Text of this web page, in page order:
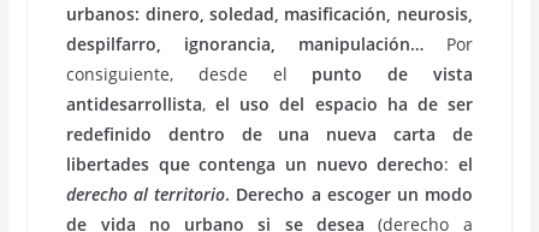
urbanos: dinero, soledad, masificación, neurosis,
despilfarro, ignorancia, manipulación…Por
consiguiente, desde el punto de vista
antidesarrollista,el uso del espacio ha de ser
redefinido dentro de una nueva carta de
libertades que contenga un nuevo derecho: el
derecho al territorio. Derecho a escoger un modo
de vida no urbano si se desea (derecho a